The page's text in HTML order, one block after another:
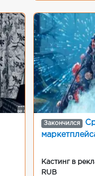
Закончился
Кастинг в
RUB